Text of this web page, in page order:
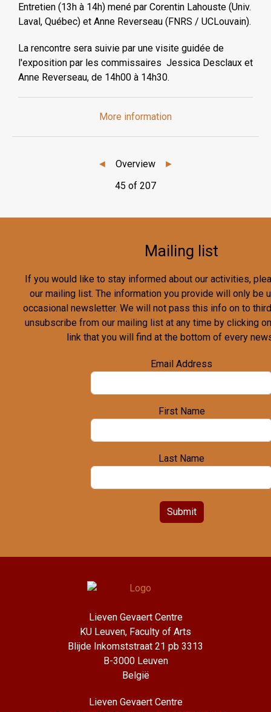
Entretien (13h à 14h) mené par Corentin Lahouste (Univ.
Laval, Québec) et Anne Reverseau (FNRS / UCLouvain).
La rencontre sera suivie par une visite guidée de
l'exposition par les commissaires Jessica Desclaux et
Anne Reverseau, de 14h00 à 14h30.
More information
◄ Overview
►
45 of 207
Mailing list
If you would like to stay informed about our activities,
our mailing list. The information you provide will only be
occasional newsletter. We will not pass this info on to
unsubscribe from our mailing list at any time by clicking
link that you will find at the bottom of every
Email Address
First Name
Last Name
Submit
Lieven Gevaert Centre
KU Leuven, Faculty of Arts
Blijde Inkomststraat 21 pb 3313
B-3000 Leuven
België
Lieven Gevaert Centre